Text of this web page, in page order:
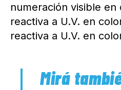
numeración visible en
reactiva a U.V. en
reactiva a U.V. en